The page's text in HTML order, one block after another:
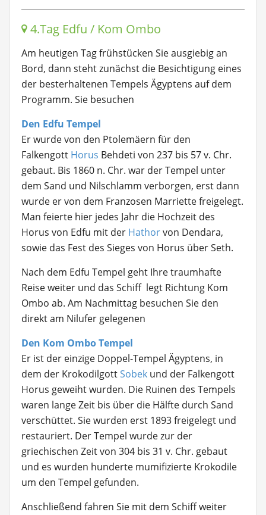
4.Tag Edfu / Kom Ombo
Am heutigen Tag frühstücken Sie ausgiebig an
Bord, dann steht zunächst die Besichtigung eines
der besterhaltenen Tempels Ägyptens auf dem
Programm. Sie besuchen
Den Edfu Tempel
Er wurde von den Ptolemäern für den
Falkengott Horus Behdeti von 237 bis 57 v. Chr.
gebaut. Bis 1860 n. Chr. war der Tempel unter
dem Sand und Nilschlamm verborgen, erst dann
wurde er von dem Franzosen Marriette freigelegt.
Man feierte hier jedes Jahr die Hochzeit des
Horus von Edfu mit der Hathorvon Dendara,
sowie das Fest des Sieges von Horus über Seth.
Nach dem Edfu Tempel geht Ihre traumhafte
Reise weiter und das Schiff legt Richtung Kom
Ombo ab. Am Nachmittag besuchen Sie den
direkt am Nilufer gelegenen
Den Kom Ombo Tempel
Er ist der einzige Doppel-Tempel Ägyptens, in
dem der KrokodilgottSobek und der Falkengott
Horus geweiht wurden. Die Ruinen des Tempels
waren lange Zeit bis über die Hälfte durch Sand
verschüttet. Sie wurden erst 1893 freigelegt und
restauriert. Der Tempel wurde zur der
griechischen Zeit von 304 bis 31 v. Chr. gebaut
und es wurden hunderte mumifizierte Krokodile
um den Tempel gefunden.
Anschließend fahren Sie mit dem Schiff weiter